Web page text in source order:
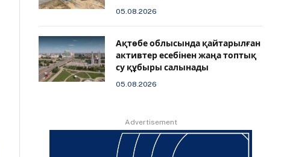
05.08.2026
Ақтөбе облысында қайтарылған
активтер есебінен жаңа топтық
су құбыры салынады
05.08.2026
Advertisement